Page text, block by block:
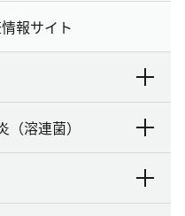
報サイト
溶連菌）